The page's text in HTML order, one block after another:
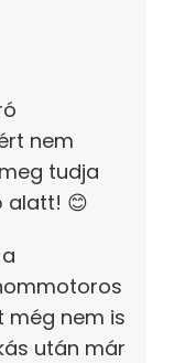
nem
tudja
alatt! 😊
még nem is
után már